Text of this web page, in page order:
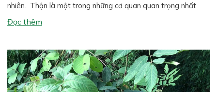
nhiên. Thận là một trong những cơ quan quan trọng nhất
trong cơ thể con người. Hai quả thận có nhiệm vụ lọc máu,
đào thải độc tố, cân bằng […]
Đọc thêm